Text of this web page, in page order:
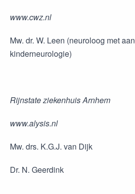
www.cwz.nl
Mw. dr. W. Leen (neuroloog met
kinderneurologie)
Rijnstate ziekenhuis Arnhem
www.alysis.nl
Mw. drs. K.G.J. van Dijk
Dr. N. Geerdink